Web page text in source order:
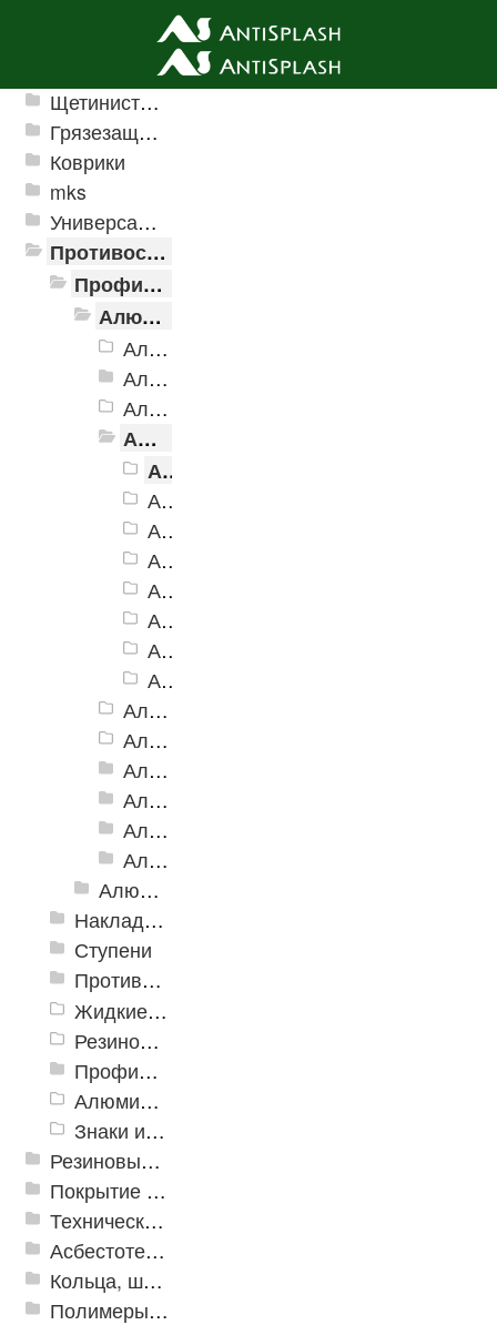
Ячеистые грязезащитные покрытия
Щетинистые покрытия
Грязезащитные, влаговпитывающие покрытия
Коврики
mks
Универсальные модульные покрытия
Противоскользящая защита для лестниц, профили, ленты
Профили алюминиевые с резиновой вставкой
Алюминиевая полоса с резиновыми вставками
Алюминиевая Полоса с резиновой вставкой АП-32 Евро, 2500мм
Алюминиевая Полоса с резиновой вставкой АП-40
Алюминиевая Полоса с резиновой вставкой АП-42 Евро, 2500мм
Алюминиевая Полоса с резиновой вставкой АП-46
Алюминиевая Полоса АП-46, черная
Алюминиевая Полоса АП-46, серая
Алюминиевая Полоса АП-46, коричневая
Алюминиевая Полоса АП-46, бежевая
Алюминиевая Полоса АП-46, желтая
Алюминиевая Полоса АП-46, голубой
Алюминиевая Полоса АП-46, красный
Алюминиевая Полоса АП-46, зеленый
Алюминиевая Полоса АП-46 (с клеевой основой)
Алюминиевая полоса с двумя резиновыми вставками АП-72
Алюминиевая Полоса с двумя резиновыми вставками АП-70
Алюминиевая Полоса с двумя резиновыми вставками АП-86 Премиум
Алюминиевая Полоса с тремя резиновыми вставками АП-100
Алюминиевая Полоса с пятью резиновыми вставками АП-162
Алюминиевый угол-порог с резиновой вставкой
Накладки противоскользящие резиновые
Ступени
Противоскользящие ленты
Жидкие противоскользящие средства
Резиновый профиль с алюминиевой вставкой «NoSlip»
Профили закладные
Алюминиевый профиль для ленты
Знаки из полистирола для разметки пола
Резиновые и ПВХ дорожки
Покрытие из резиновой крошки
Техническая резина
Асбестотехнические и теплоизоляционные материалы
Кольца, шайбы, манжеты
Полимеры и пластики